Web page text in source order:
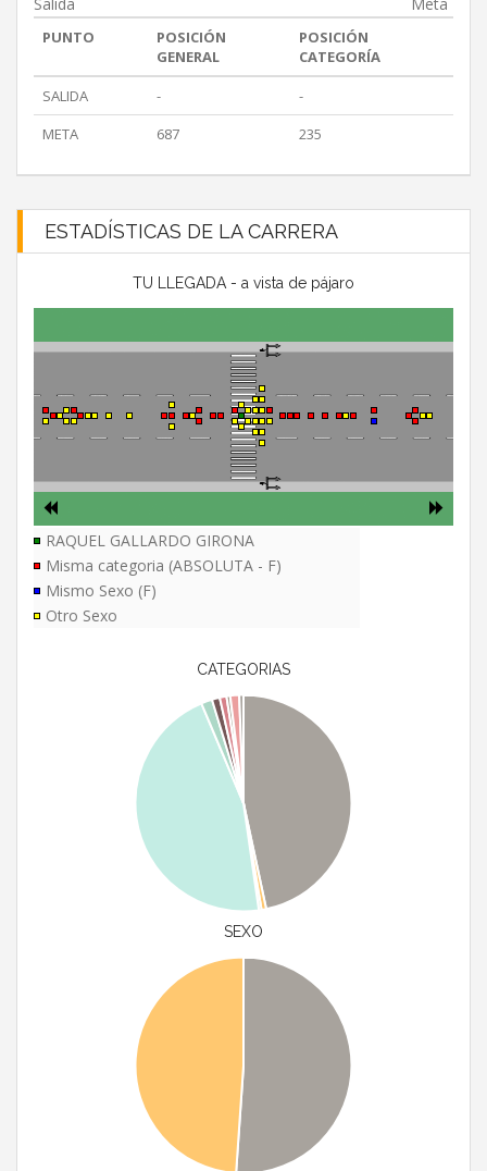
Salida Meta
PUNTO
POSICIÓN
GENERAL
POSICIÓN
CATEGORÍA
SALIDA
-
-
META
687 235
ESTADÍSTICAS DE LA CARRERA
TU LLEGADA - a vista de pájaro
RAQUEL GALLARDO GIRONA
Misma categoria (ABSOLUTA - F)
Mismo Sexo (F)
Otro Sexo
CATEGORIAS
SEXO